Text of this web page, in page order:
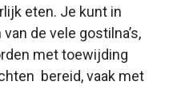
eten. Je kunt in
de vele gostilna’s,
met toewijding
bereid, vaak met